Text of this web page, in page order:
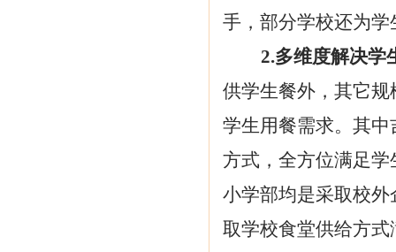
手，部分学校还为
2.多维度解决学
供学生餐外，其它
学生用餐需求。其
方式，全方位满足
小学部均是采取校
取学校食堂供给方